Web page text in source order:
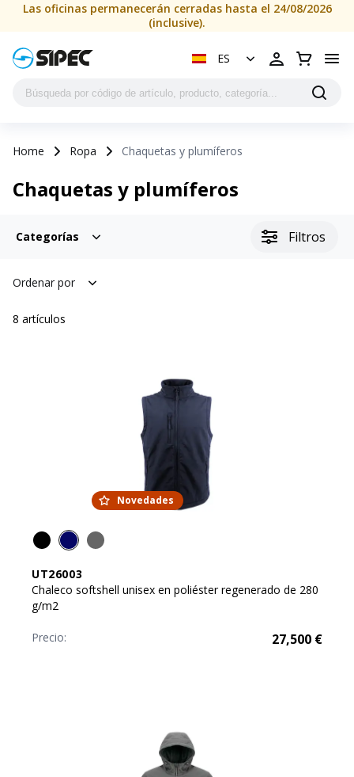
Las oficinas permanecerán cerradas hasta el 24/08/2026
(inclusive).
ES
Home Ropa Chaquetas y plumíferos
Chaquetas y plumíferos
Categorías Filtros
Ordenar por
8 artículos
Novedades
UT26003
Chaleco softshell unisex en poliéster regenerado de 280
g/m2
Precio: 27,500 €